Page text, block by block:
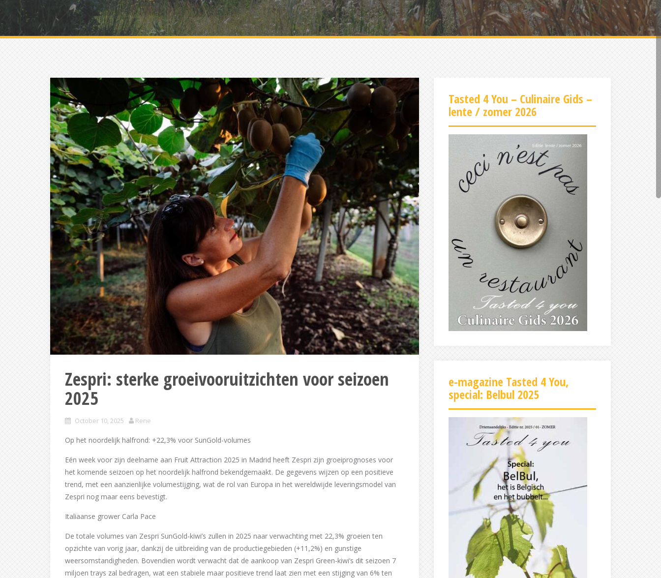
Zespri: sterke groeivooruitzichten voor seizoen
2025
October 10, 2025 Rene
Op het noordelijk halfrond: +22,3% voor SunGold-volumes
Eén week voor zijn deelname aan Fruit Attraction 2025 in Madrid heeft Zespri zijn groeiprognoses voor
het komende seizoen op het noordelijk halfrond bekendgemaakt. De gegevens wijzen op een positieve
trend, met een aanzienlijke volumestijging, wat de rol van Europa in het wereldwijde leveringsmodel van
Zespri nog maar eens bevestigt.
Italiaanse grower Carla Pace
De totale volumes van Zespri SunGold-kiwi’s zullen in 2025 naar verwachting met 22,3% groeien ten
opzichte van vorig jaar, dankzij de uitbreiding van de productiegebieden (+11,2%) en gunstige
weersomstandigheden. Bovendien wordt verwacht dat de aankoop van Zespri Green-kiwi’s dit seizoen 7
miljoen trays zal bedragen, wat een stabiele maar positieve trend laat zien met een stijging van 6% ten
Tasted 4 You – Culinaire Gids –
lente / zomer 2026
e-magazine Tasted 4 You,
special: Belbul 2025